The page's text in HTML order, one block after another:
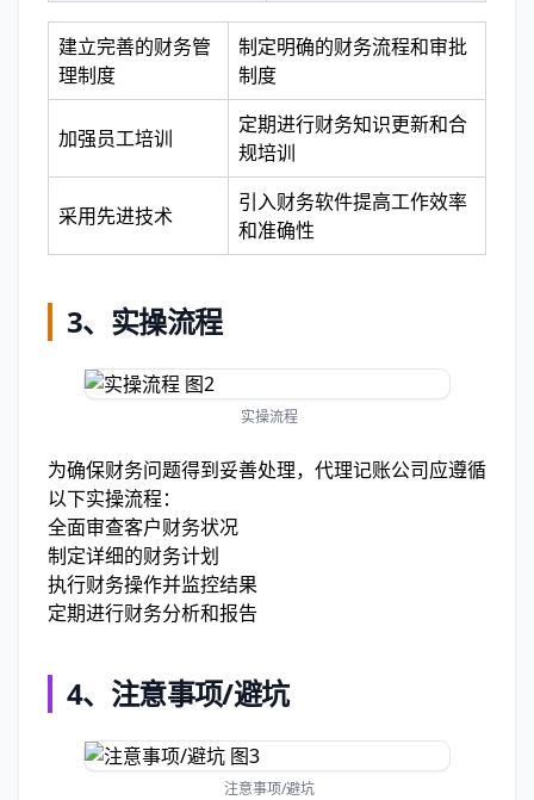
建立完善的财务管
理制度
制定明确的财务流程和审批
制度
加强员工培训
定期进行财务知识更新和合
规培训
采用先进技术
引入财务软件提高工作效率
和准确性
3、实操流程
实操流程
为确保财务问题得到妥善处理，代理记账公司应遵循
以下实操流程：
全面审查客户财务状况
制定详细的财务计划
执行财务操作并监控结果
定期进行财务分析和报告
4、注意事项/避坑
注意事项/避坑